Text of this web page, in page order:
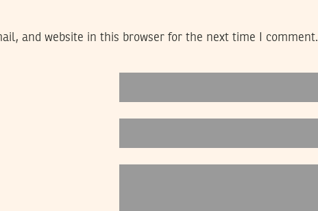
and website in this browser for the next time I comment.